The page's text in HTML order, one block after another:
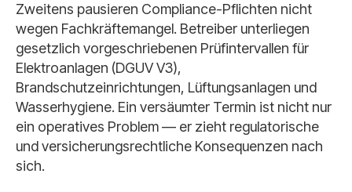
Zweitens pausieren Compliance-Pflichten nicht
wegen Fachkräftemangel. Betreiber unterliegen
gesetzlich vorgeschriebenen Prüfintervallen für
Elektroanlagen (DGUV V3),
Brandschutzeinrichtungen, Lüftungsanlagen und
Wasserhygiene. Ein versäumter Termin ist nicht nur
ein operatives Problem — er zieht regulatorische
und versicherungsrechtliche Konsequenzen nach
sich.